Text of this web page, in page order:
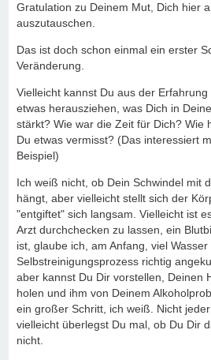
Gratulation zu Deinem Mut, Dich hier
auszutauschen.
Das ist doch schon einmal ein erster
Veränderung.
Vielleicht kannst Du aus der
etwas herausziehen, was Dich in
stärkt? Wie war die Zeit für Dich? Wie
Du etwas vermisst? (Das interessiert
Beispiel)
Ich weiß nicht, ob Dein Schwindel mit
hängt, aber vielleicht stellt sich der
"entgiftet" sich langsam. Vielleicht ist
Arzt durchchecken zu lassen, ein
ist, glaube ich, am Anfang, viel
Selbstreinigungsprozess richtig
aber kannst Du Dir vorstellen, Deinen
holen und ihm von Deinem
ein großer Schritt, ich weiß. Nicht
vielleicht überlegst Du mal, ob Du Dir
nicht.